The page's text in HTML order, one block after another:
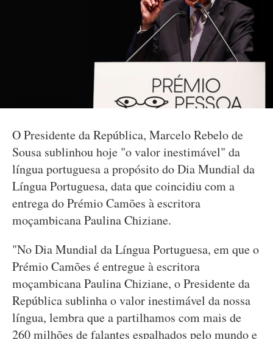
O Presidente da República, Marcelo Rebelo de
Sousa sublinhou hoje "o valor inestimável" da
língua portuguesa a propósito do Dia Mundial da
Língua Portuguesa, data que coincidiu com a
entrega do Prémio Camões à escritora
moçambicana Paulina Chiziane.
"No Dia Mundial da Língua Portuguesa, em que o
Prémio Camões é entregue à escritora
moçambicana Paulina Chiziane, o Presidente da
República sublinha o valor inestimável da nossa
língua, lembra que a partilhamos com mais de
260 milhões de falantes espalhados pelo mundo e